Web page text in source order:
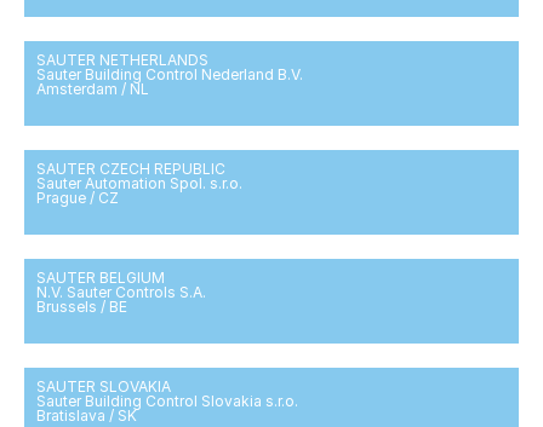
SAUTER NETHERLANDS
Sauter Building Control Nederland B.V.
Amsterdam / NL
SAUTER CZECH REPUBLIC
Sauter Automation Spol. s.r.o.
Prague / CZ
SAUTER BELGIUM
N.V. Sauter Controls S.A.
Brussels / BE
SAUTER SLOVAKIA
Sauter Building Control Slovakia s.r.o.
Bratislava / SK